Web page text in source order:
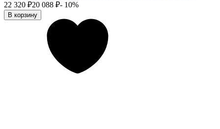
22 320 ₽20 088 ₽- 10%
В корзину